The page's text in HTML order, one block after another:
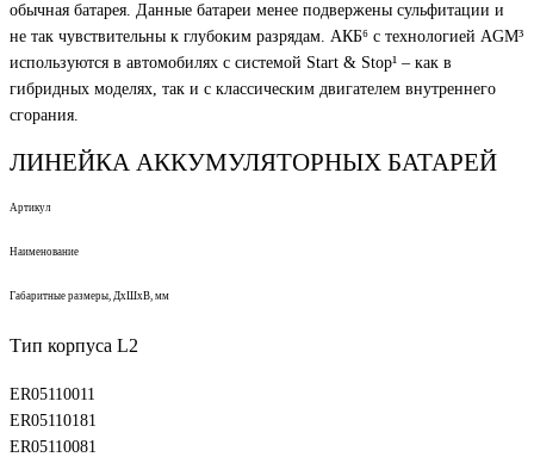
обычная батарея. Данные батареи менее подвержены сульфитации и
не так чувствительны к глубоким разрядам. АКБ⁶ с технологией AGM³
используются в автомобилях с системой Start & Stop¹ – как в
гибридных моделях, так и с классическим двигателем внутреннего
сгорания.
ЛИНЕЙКА АККУМУЛЯТОРНЫХ БАТАРЕЙ
Артикул
Наименование
Габаритные размеры, ДхШхВ, мм
Тип корпуса L2
ER05110011
ER05110181
ER05110081